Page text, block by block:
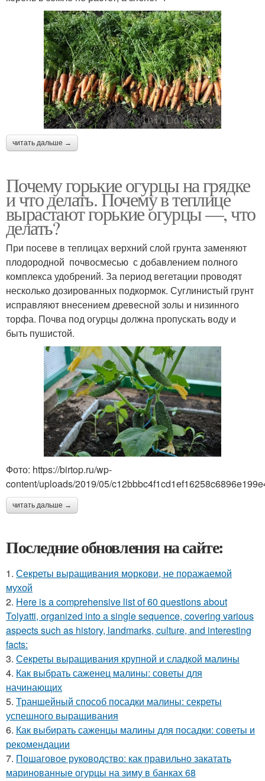
читать дальше →
Почему горькие огурцы на грядке
и что делать. Почему в теплице
вырастают горькие огурцы —, что
делать?
При посеве в теплицах верхний слой грунта заменяют
плодородной почвосмесью с добавлением полного
комплекса удобрений. За период вегетации проводят
несколько дозированных подкормок. Суглинистый грунт
исправляют внесением древесной золы и низинного
торфа. Почва под огурцы должна пропускать воду и
быть пушистой.
Фото: https://birtop.ru/wp-
content/uploads/2019/05/
читать дальше →
Последние обновления на сайте:
1. Секреты выращивания моркови, не поражаемой
мухой
2. Here is a comprehensive list of 60 questions about
Tolyatti, organized into a single sequence, covering various
aspects such as history, landmarks, culture, and interesting
facts:
3. Секреты выращивания крупной и сладкой малины
4. Как выбрать саженец малины: советы для
начинающих
5. Траншейный способ посадки малины: секреты
успешного выращивания
6. Как выбирать саженцы малины для посадки: советы и
рекомендации
7. Пошаговое руководство: как правильно закатать
маринованные огурцы на зиму в банках 68